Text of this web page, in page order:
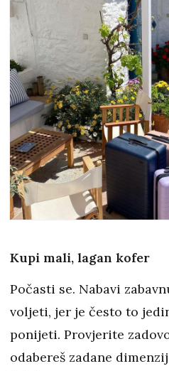
Kupi mali, lagan kofer
Počasti se. Nabavi
voljeti, jer je često to
ponijeti. Provjerite
odabereš zadane